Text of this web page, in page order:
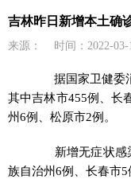
吉林昨日新增本土确
来源： 时间：2022-03-
据国家卫健委消
其中吉林市455例、长
州6例、松原市2例。
新增无症状感染
族自治州6例、长春市5